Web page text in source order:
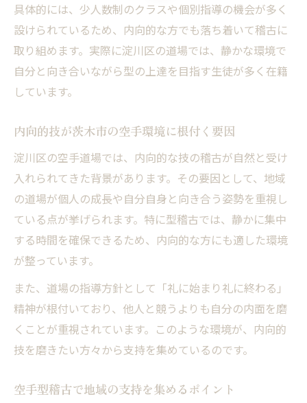
具体的には、少人数制のクラスや個別指導の機会が多く
設けられているため、内向的な方でも落ち着いて稽古に
取り組めます。実際に淀川区の道場では、静かな環境で
自分と向き合いながら型の上達を目指す生徒が多く在籍
しています。
内向的技が茨木市の空手環境に根付く要因
淀川区の空手道場では、内向的な技の稽古が自然と受け
入れられてきた背景があります。その要因として、地域
の道場が個人の成長や自分自身と向き合う姿勢を重視し
ている点が挙げられます。特に型稽古では、静かに集中
する時間を確保できるため、内向的な方にも適した環境
が整っています。
また、道場の指導方針として「礼に始まり礼に終わる」
精神が根付いており、他人と競うよりも自分の内面を磨
くことが重視されています。このような環境が、内向的
技を磨きたい方々から支持を集めているのです。
空手型稽古で地域の支持を集めるポイント